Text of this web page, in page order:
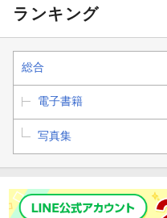
0】
ランキング
総合
電子書籍
写真集